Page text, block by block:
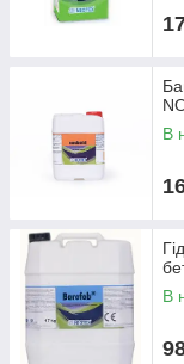
При
нанокристали,
стані і
В
В